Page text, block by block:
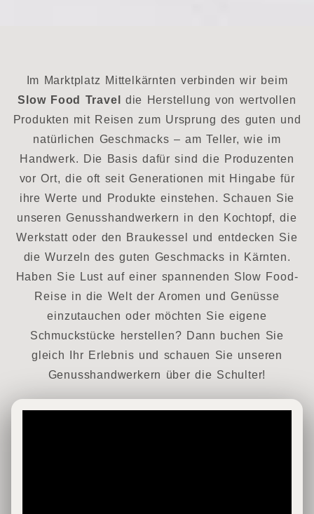
Im Marktplatz Mittelkärnten verbinden wir beim
Slow Food Travel
die Herstellung von wertvollen
Produkten mit Reisen zum Ursprung des guten und
natürlichen Geschmacks – am Teller, wie im
Handwerk. Die Basis dafür sind die Produzenten
vor Ort, die oft seit Generationen mit Hingabe für
ihre Werte und Produkte einstehen. Schauen Sie
unseren Genusshandwerkern in den Kochtopf, die
Werkstatt oder den Braukessel und entdecken Sie
die Wurzeln des guten Geschmacks in Kärnten.
Haben Sie Lust auf einer spannenden Slow Food-
Reise in die Welt der Aromen und Genüsse
einzutauchen oder möchten Sie eigene
Schmuckstücke herstellen? Dann buchen Sie
gleich Ihr Erlebnis und schauen Sie unseren
Genusshandwerkern über die Schulter!